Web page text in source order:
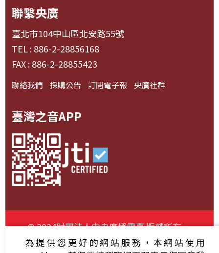
聯繫央廣
臺北市104中山區北安路55號
TEL : 886-2-28856168
FAX : 886-2-28855423
聯絡我們 採購公告 訂閱電子報 央廣社群
臺灣之音APP
© 2024財團法人中央廣播電臺 版權所有
資通安全政策聲明
服務條款 隱私權條款
為提供您更好的網站服務，本網站使用